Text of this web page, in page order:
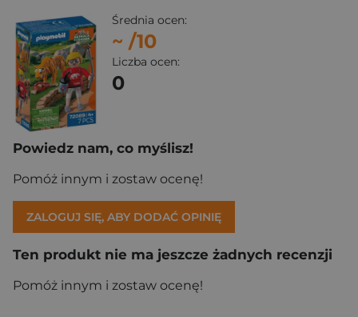
Średnia ocen:
~ /10
Liczba ocen:
0
Powiedz nam, co myślisz!
Pomóż innym i zostaw ocenę!
ZALOGUJ SIĘ, ABY DODAĆ OPINIĘ
Ten produkt nie ma jeszcze żadnych recenzji
Pomóż innym i zostaw ocenę!